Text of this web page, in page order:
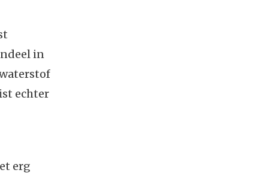
in
echter
erg